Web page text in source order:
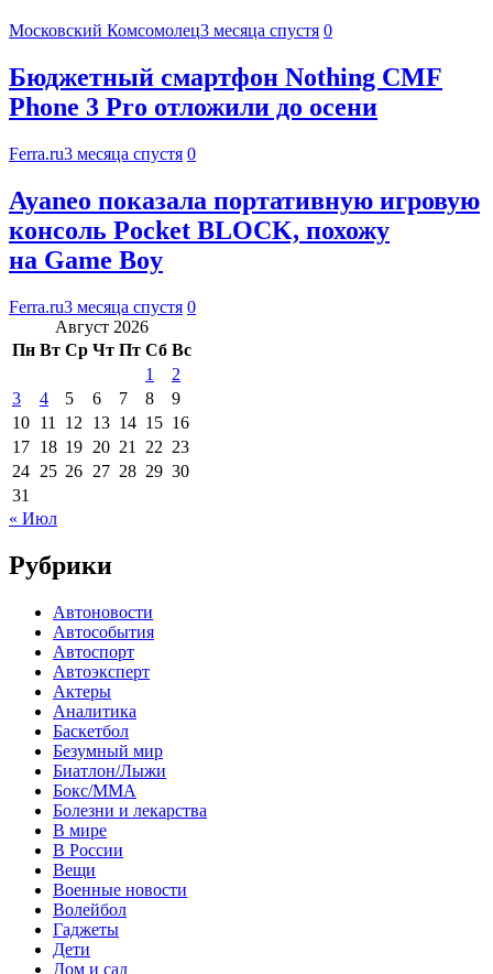
Московский Комсомолец3 месяца спустя 0
Бюджетный смартфон Nothing CMF
Phone 3 Pro отложили до осени
Ferra.ru3 месяца спустя 0
Ayaneo показала портативную игровую
консоль Pocket BLOCK, похожу
на Game Boy
Ferra.ru3 месяца спустя 0
Август 2026
Пн Вт Ср Чт Пт Сб Вс
1
2
3
4 5 6 7 8
9
10 11 12 13 14 15 16
17 18 19 20 21 22 23
24 25 26 27 28 29 30
31
« Июл
Рубрики
Автоновости
Автособытия
Автоспорт
Автоэксперт
Актеры
Аналитика
Баскетбол
Безумный мир
Биатлон/Лыжи
Бокс/MMA
Болезни и лекарства
В мире
В России
Вещи
Военные новости
Волейбол
Гаджеты
Дети
Дом и сад